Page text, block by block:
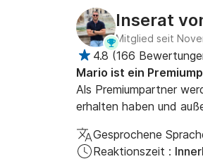
Inserat
Mitglied seit
4.8 (166
Mario ist ein
Als Premiumpartner
erhalten haben und
Gesprochene
Reaktionszeit :